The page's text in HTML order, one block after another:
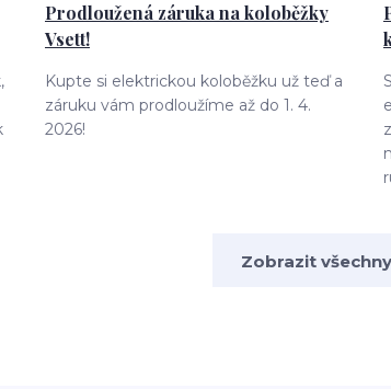
Prodloužená záruka na koloběžky
Vsett!
Kupte si elektrickou koloběžku už teď a
záruku vám prodloužíme až do 1. 4.
2026!
Zobrazit